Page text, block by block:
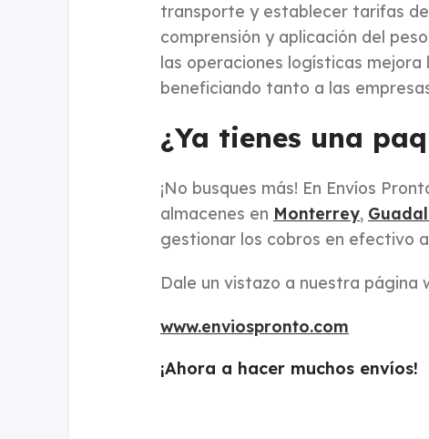
transporte y establecer tarifas
comprensión y aplicación del
las operaciones logísticas
beneficiando tanto a las
¿Ya tienes una
¡No busques más! En Envíos
almacenes en Monterrey,
gestionar los cobros en efectivo
Dale un vistazo a nuestra página
www.enviospronto.com
¡Ahora a hacer muchos envíos!